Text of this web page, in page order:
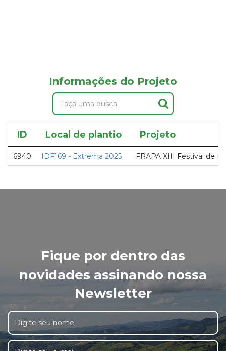
Informações do Projeto
ID Local de plantio Projeto
6940 IDF169 - Extrema 2025 FRAPA XIII Festival de
Fique por dentro das
novidades assinando nossa
Newsletter